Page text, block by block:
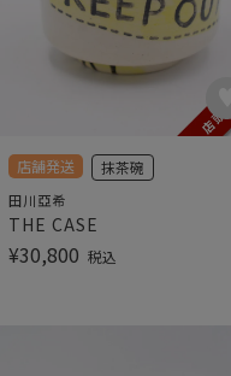
店舗発送 抹茶碗
田川亞希
THE CASE
¥30,800 税込